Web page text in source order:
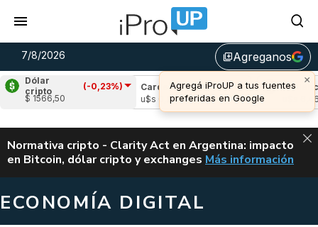
7/8/2026 library_addAgreganos
×
Agregá iProUP a tus fuentes
preferidas en Google
Dólar
cripto
(-0,23%)
$ 1566,50
(-0,85%)
Cardano
(0,00%)
u$s 0,20
Avalanche
ALERTA
Normativa cripto - Clarity Act en Argentina: impacto
en Bitcoin, dólar cripto y exchanges CLARITY ACT EN
Más información
ECONOMÍA DIGITAL